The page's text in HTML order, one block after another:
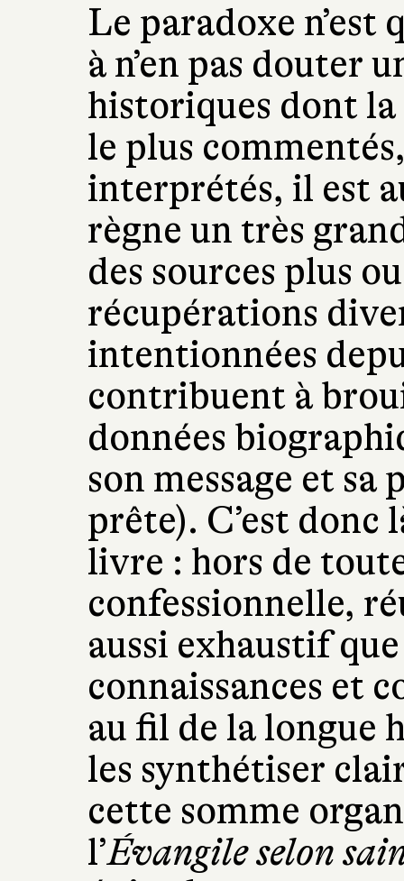
Le paradoxe n’est
à n’en pas douter
historiques dont
le plus
interprétés, il est
règne un très
des sources plus
récupérations
intentionnées
contribuent à
données
son message et sa
prête). C’est donc
livre : hors de
confessionnelle,
aussi exhaustif
connaissances et
au fil de la longue
les synthétiser
cette somme
l’Évangile selon